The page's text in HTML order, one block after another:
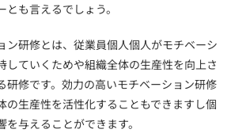
も言えるでしょう。
ン研修とは、従業員個人個人がモチベーシ
していくためや組織全体の生産性を向上さ
研修です。効力の高いモチベーション研修
の生産性を活性化することもできますし個
与えることができます。